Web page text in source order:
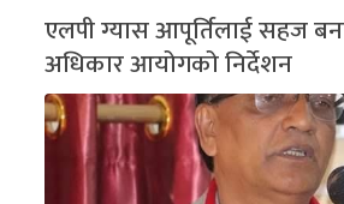
एलपी ग्यास आपूर्तिलाई सहज
अधिकार आयोगको निर्देशन